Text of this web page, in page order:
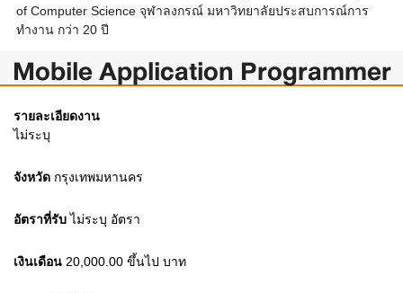
of Computer Science จุฬาลงกรณ์ มหาวิทยาลัยประสบการณ์การ
ทำงาน กว่า 20 ปี
Mobile Application Programmer
รายละเอียดงาน
ไม่ระบุ
จังหวัด กรุงเทพมหานคร
อัตราที่รับไม่ระบุ อัตรา
เงินเดือน 20,000.00 ขึ้นไป บาท